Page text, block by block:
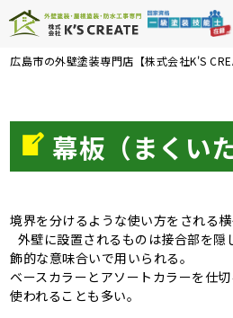
Skip
広島市の外壁塗装専門店【株式会社K'S
幕板（まくいた
境界を分けるような使い方をされる横
外壁に設置されるものは接合部を隠
飾的な意味合いで用いられる。
ベースカラーとアソートカラーを仕
使われることも多い。